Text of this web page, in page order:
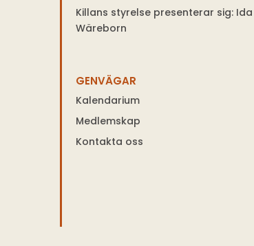
Killans styrelse presenterar sig: Ida
Wäreborn
GENVÄGAR
Kalendarium
Medlemskap
Kontakta oss